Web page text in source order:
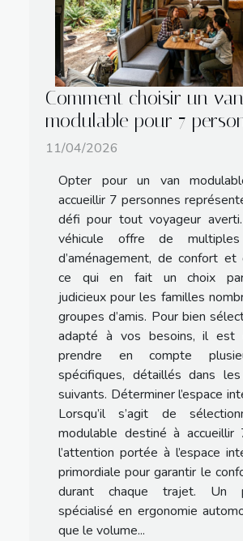
Comment choisir un van
modulable pour 7
11/04/2026
Opter pour un van
accueillir 7 personnes
défi pour tout voyageur
véhicule offre de multiples
d’aménagement, de confort
ce qui en fait un choix
judicieux pour les familles
groupes d’amis. Pour bien
adapté à vos besoins, il est
prendre en compte
spécifiques, détaillés dans les
suivants. Déterminer l’espace
Lorsqu’il s’agit de
modulable destiné à accueillir
l’attention portée à l’espace
primordiale pour garantir le
durant chaque trajet. Un
spécialisé en ergonomie
que le volume...